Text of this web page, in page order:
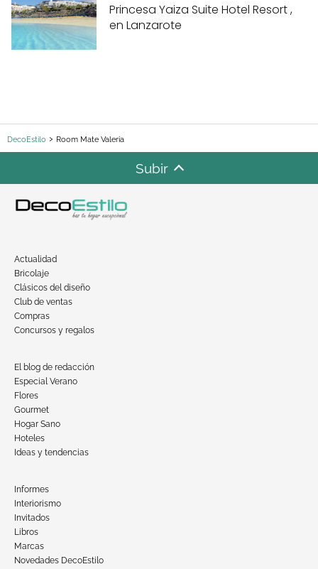
Princesa Yaiza Suite Hotel Resort ,
en Lanzarote
DecoEstilo Room Mate Valeria
Subir
Actualidad
Bricolaje
Clásicos del diseño
Club de ventas
Compras
Concursos y regalos
El blog de redacción
Especial Verano
Flores
Gourmet
Hogar Sano
Hoteles
Ideas y tendencias
Informes
Interiorismo
Invitados
Libros
Marcas
Novedades DecoEstilo